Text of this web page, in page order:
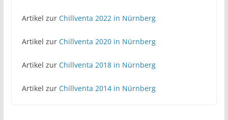
Artikel zur Chillventa 2022 in Nürnberg
Artikel zur Chillventa 2020 in Nürnberg
Artikel zur Chillventa 2018 in Nürnberg
Artikel zur Chillventa 2014 in Nürnberg